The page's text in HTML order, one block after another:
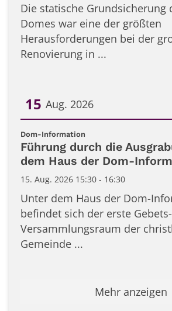
Die statische Grundsicherung
Domes war eine der größten
Herausforderungen bei der
Renovierung in ...
15 Aug. 2026
Datum: 15. August 2026
Dom-Information
Führung durch die
dem Haus der Dom-
15. Aug. 2026 15:30 - 16:30
Unter dem Haus der Dom-
befindet sich der erste
Versammlungsraum der
Gemeinde ...
Mehr anzeigen